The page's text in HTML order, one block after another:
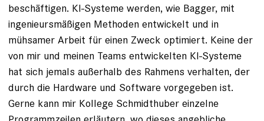
beschäftigen. KI-Systeme werden, wie Bagger, mit
ingenieursmäßigen Methoden entwickelt und in
mühsamer Arbeit für einen Zweck optimiert. Keine der
von mir und meinen Teams entwickelten KI-Systeme
hat sich jemals außerhalb des Rahmens verhalten, der
durch die Hardware und Software vorgegeben ist.
Gerne kann mir Kollege Schmidthuber einzelne